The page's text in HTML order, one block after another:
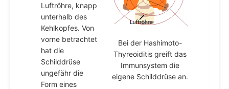
Bei der Hashimoto-
Thyreoiditis greift das
Immunsystem die
eigene Schilddrüse an.
Luftröhre, knapp
unterhalb des
Kehlkopfes. Von
vorne betrachtet
hat die
Schilddrüse
ungefähr die
Form eines